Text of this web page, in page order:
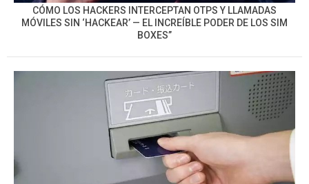
CÓMO LOS HACKERS INTERCEPTAN OTPS Y LLAMADAS
MÓVILES SIN ‘HACKEAR’ — EL INCREÍBLE PODER DE LOS SIM
BOXES”